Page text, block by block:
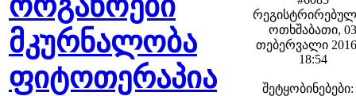
მკურნალობა
ფიტოთერაპია
ოთხშაბათი, 03
თებერვალი
18:54
შეტყობინებები: